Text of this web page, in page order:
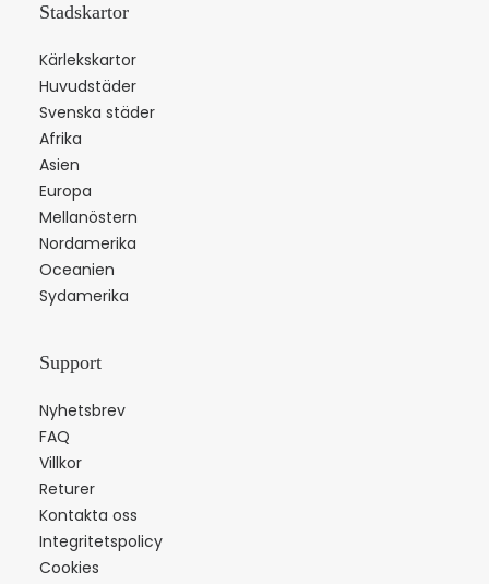
Stadskartor
Kärlekskartor
Huvudstäder
Svenska städer
Afrika
Asien
Europa
Mellanöstern
Nordamerika
Oceanien
Sydamerika
Support
Nyhetsbrev
FAQ
Villkor
Returer
Kontakta oss
Integritetspolicy
Cookies